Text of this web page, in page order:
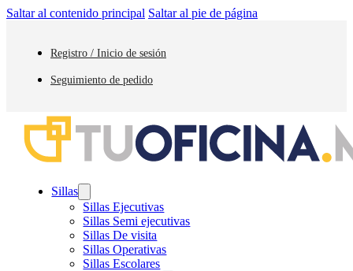
Saltar al contenido principal Saltar al pie de página
Registro / Inicio de sesión
Seguimiento de pedido
Sillas
Sillas Ejecutivas
Sillas Semi ejecutivas
Sillas De visita
Sillas Operativas
Sillas Escolares